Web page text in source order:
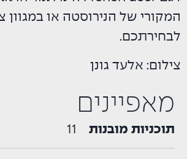
המקורי של הנירוסטה או במגוון
לבחירתכם.
צילום: אלעד גונן
מאפיינים
תוכניות מובנות 11